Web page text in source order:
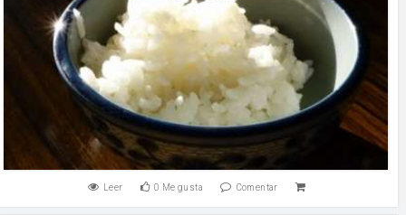
Leer 0 Me gusta Comentar